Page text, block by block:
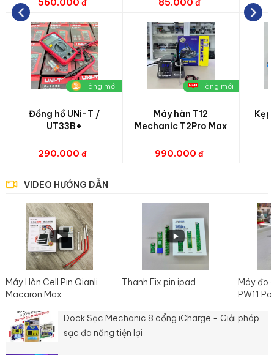
Hàng mới
Đồng hồ UNi-T /
UT33B+
290.000
Hàng mới
Máy hàn T12
Mechanic T2Pro Max
990.000
VIDEO HƯỚNG DẪN
Máy Hàn Cell Pin Qianli
Macaron Max
Thanh Fix pin ipad
Máy đo
PW11
Dock Sạc Mechanic 8 cổng iCharge - Giải pháp
sạc đa năng tiện lợi